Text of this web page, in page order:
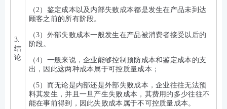
3.
结
论
（2）鉴定成本以及内部失败成本都是发生在产品未到达
顾客之前的所有阶段。
（3）外部失败成本一般发生在产品被消费者接受以后的
阶段。
（4）一般来说，企业能够控制预防成本和鉴定成本的支
出，因此这两种成本属于可控质量成本；
（5）而无论是内部还是外部失败成本，企业往往无法预
料其发生，并且一旦产生失败成本，其费用的多少往往不
能在事前得到，因此失败成本属于不可控质量成本。